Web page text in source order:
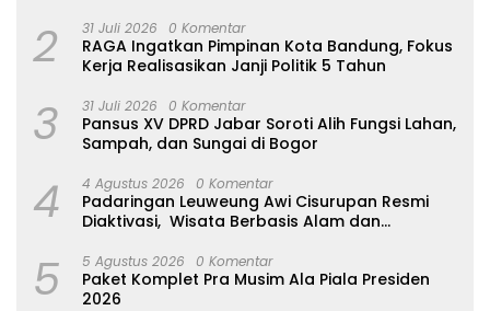
2 31 Juli 2026 0 Komentar
RAGA Ingatkan Pimpinan Kota Bandung, Fokus
3 31 Juli 2026 0 Komentar
Pansus XV DPRD Jabar Soroti Alih Fungsi Lahan,
Sampah, dan Sungai di Bogor
4 4 Agustus 2026 0 Komentar
Padaringan Leuweung Awi Cisurupan Resmi
Diaktivasi, Wisata Berbasis Alam dan
5 5 Agustus 2026 0 Komentar
Paket Komplet Pra Musim Ala Piala Presiden
2026